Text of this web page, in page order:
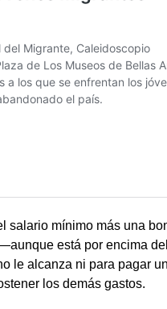
salario mínimo más una
está por encima
le alcanza ni para pagar
los demás gastos.